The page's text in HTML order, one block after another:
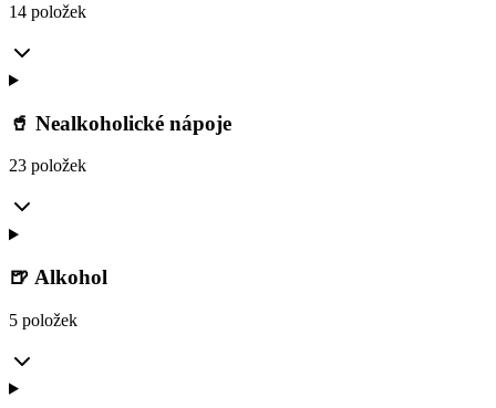
14 položek
🥤 Nealkoholické nápoje
23 položek
🍺 Alkohol
5 položek